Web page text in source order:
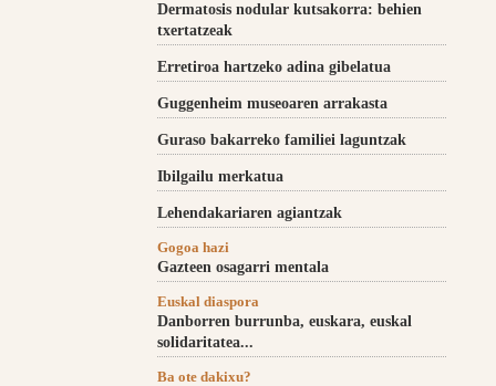
Dermatosis nodular kutsakorra: behien
txertatzeak
Erretiroa hartzeko adina gibelatua
Guggenheim museoaren arrakasta
Guraso bakarreko familiei laguntzak
Ibilgailu merkatua
Lehendakariaren agiantzak
Gogoa hazi
Gazteen osagarri mentala
Euskal diaspora
Danborren burrunba, euskara, euskal
solidaritatea...
Ba ote dakixu?